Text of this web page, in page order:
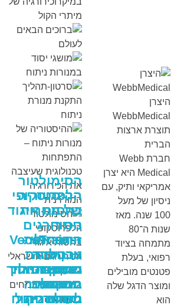
היצרן
WebbMedical
תוצרת ארצות
הברית
חברת Webb
Medical היא יצרן
אמריקאי ותיק, עם
ניסיון של מעל
100 שנה. מאז
שנות ה־80
מתמחה בציוד
רפואי, בעלת
פטנטים מובילים
ומוצר הדגל שלה
הוא
VocaTrainer
: הכשרה
במיקרוכירור
גיה של
מיתרי הקול
ברוכים
הבאים
לעולם
מושגי יסוד
במנורות
ניתוח
סרטון-תהליך
התקנת
מנורת ניתוח
ההיסטוריה
של מנורות
ניתוח –
התפתחות
טכנולוגית
שעיצבה את
הכירורגיה
המודרנית
הסימולטור
הלפרוסקופי
בחסות איגוד
הכירורגים
הישראלי –
אבן יסוד
בהכשרת
מתמחים
בכירורגיה